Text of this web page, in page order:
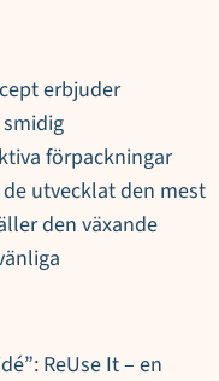
erbjuder
förpackningar
utvecklat den mest
den växande
ReUse It – en